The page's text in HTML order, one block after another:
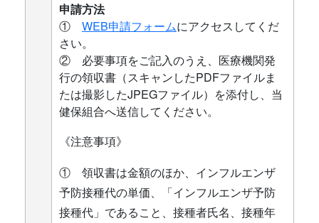
申請方法
① WEB申請フォームにアクセスしてくだ
さい。
② 必要事項をご記入のうえ、医療機関発
行の領収書（スキャンしたPDFファイルま
たは撮影したJPEGファイル）を添付し、当
健保組合へ送信してください。
《注意事項》
① 領収書は金額のほか、インフルエンザ
予防接種代の単価、「インフルエンザ予防
接種代」であること、接種者氏名、接種年